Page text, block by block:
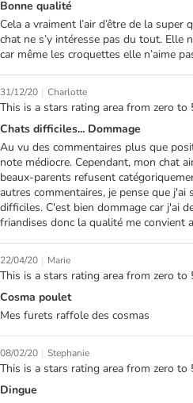
Bonne qualité
Cela a vraiment l’air d’être de la
chat ne s’y intéresse pas du tout. Elle
car même les croquettes elle n’aime
31/12/20 | Charlotte
This is a stars rating area from zero to
Chats difficiles... Dommage
Au vu des commentaires plus que
note médiocre. Cependant, mon chat
beaux-parents refusent
autres commentaires, je pense que j'ai
difficiles. C'est bien dommage car j'ai
friandises donc la qualité me convient
22/04/20 | Marie
This is a stars rating area from zero to
Cosma poulet
Mes furets raffole des cosmas
08/02/20 | Stephanie
This is a stars rating area from zero to
Dingue